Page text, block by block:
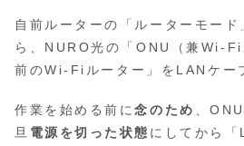
自前ルーターの「ルーターモード
ら、NURO光の「ONU（兼Wi-Fi
前のWi-Fiルーター」をLANケー
作業を始める前に念のため 、
旦 電源を切った状態 にしてから「